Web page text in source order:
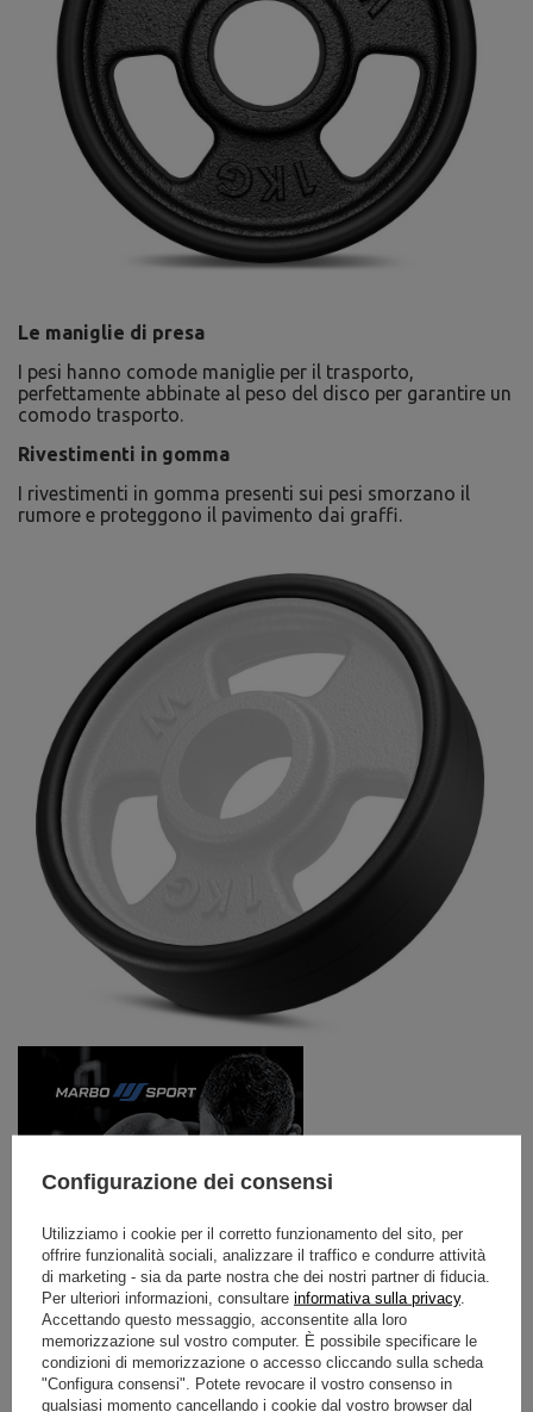
Le maniglie di presa
I pesi hanno comode maniglie per il trasporto,
perfettamente abbinate al peso del disco per garantire un
comodo trasporto.
Rivestimenti in gomma
I rivestimenti in gomma presenti sui pesi smorzano il
rumore e proteggono il pavimento dai graffi.
Configurazione dei consensi
Utilizziamo i cookie per il corretto funzionamento del sito, per
offrire funzionalità sociali, analizzare il traffico e condurre attività
di marketing - sia da parte nostra che dei nostri partner di fiducia.
Per ulteriori informazioni, consultare informativa sulla privacy.
Accettando questo messaggio, acconsentite alla loro
memorizzazione sul vostro computer. È possibile specificare le
condizioni di memorizzazione o accesso cliccando sulla scheda
"Configura consensi". Potete revocare il vostro consenso in
qualsiasi momento cancellando i cookie dal vostro browser dal